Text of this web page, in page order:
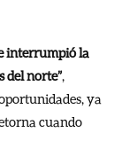
interrumpió la
del norte”,
ya
cuando